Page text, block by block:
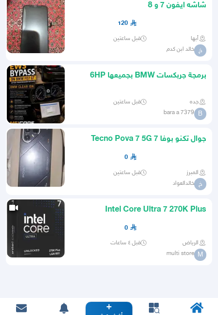
شاشه ايفون 7 و 8
120
أبها قبل ساعتين
خ خالد ابن كدم
برمجة جربكسات BMW بجميعها 6HP
جده قبل ساعتين
B
bara a 7379
جوال تكنو بوفا 7 Tecno Pova 7 5G
0
المبرز قبل ساعتين
خ خالدالعواد
Intel Core Ultra 7 270K Plus
0
الرياض قبل ٤ ساعات
M
multi store